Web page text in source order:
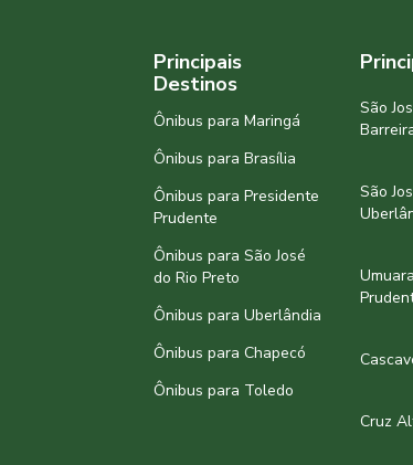
Principais
Destinos
Ônibus para Maringá
Ônibus para Brasília
Ônibus para Presidente
Prudente
Ônibus para São José
do Rio Preto
Ônibus para Uberlândia
Ônibus para Chapecó
Ônibus para Toledo
São
São
Cruz